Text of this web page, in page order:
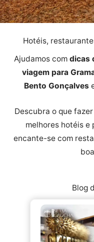
Hotéis,
Ajudamos com dicas
viagem para
Bento Gonçalves
Descubra o que
melhores hotéis e
encante-se com
Blog